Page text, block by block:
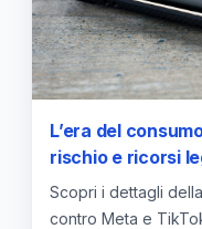
L’era del
rischio e ricorsi
Scopri i dettagli
contro Meta e